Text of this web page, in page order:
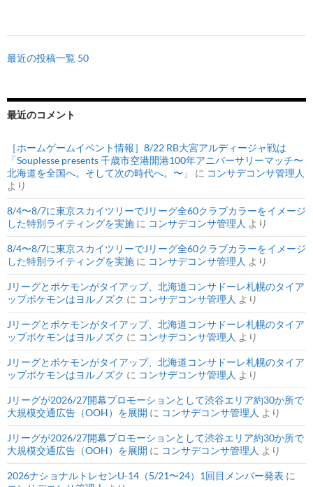
最近の投稿一覧 50
最近のコメント
［ホームゲームイベント情報］8/22 RB大宮アルディージャ戦は
「Souplesse presents 千歳市空港開港100年アニバーサリーマッチ〜
北海道を全国へ。そして次の時代へ。〜」
に コンサデコンサ管理人
より
8/4〜8/7に東京スカイツリーでJリーグ全60クラブカラーをイメージ
した特別ライティングを実施 に コンサデコンサ管理人 より
8/4〜8/7に東京スカイツリーでJリーグ全60クラブカラーをイメージ
した特別ライティングを実施 に コンサデコンサ管理人 より
Jリーグとポケモンがタイアップ、北海道コンサドーレ札幌のタイア
ップポケモンはヨルノズク に コンサデコンサ管理人 より
Jリーグとポケモンがタイアップ、北海道コンサドーレ札幌のタイア
ップポケモンはヨルノズク に コンサデコンサ管理人 より
Jリーグとポケモンがタイアップ、北海道コンサドーレ札幌のタイア
ップポケモンはヨルノズク に コンサデコンサ管理人 より
Jリーグが2026/27開幕プロモーションとして渋谷エリア約30か所で
大規模交通広告（OOH）を展開 に コンサデコンサ管理人 より
Jリーグが2026/27開幕プロモーションとして渋谷エリア約30か所で
大規模交通広告（OOH）を展開 に コンサデコンサ管理人 より
2026ナショナルトレセンU-14（5/21〜24）1回目メンバー発表 に